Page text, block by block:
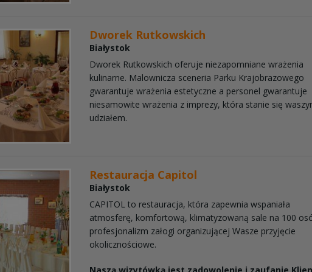
Dworek Rutkowskich
Białystok
Dworek Rutkowskich oferuje niezapomniane wrażenia
kulinarne. Malownicza sceneria Parku Krajobrazowego
gwarantuje wrażenia estetyczne a personel gwarantuje
niesamowite wrażenia z imprezy, która stanie się
udziałem.
Restauracja Capitol
Białystok
CAPITOL to restauracja, która zapewnia wspaniała
atmosferę, komfortową, klimatyzowaną sale na 100
profesjonalizm załogi organizującej Wasze przyjęcie
okolicznościowe.
Naszą wizytówką jest zadowolenie i zaufanie